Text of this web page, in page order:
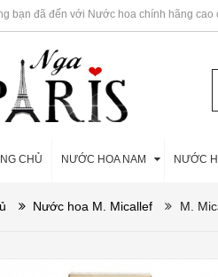
bạn đã đến với Nước hoa chính hãng cao
CHỦ NƯỚC HOA NAM NƯỚC
Nước hoa M. Micallef M.